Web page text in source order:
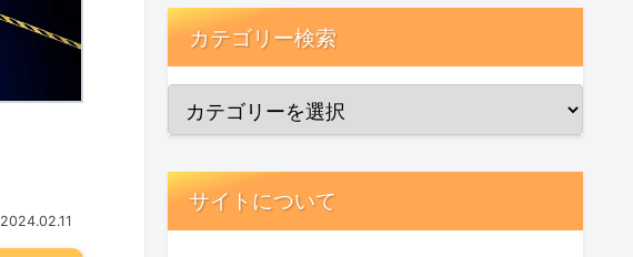
2024.02.11
カテゴリー検索
サイトについて